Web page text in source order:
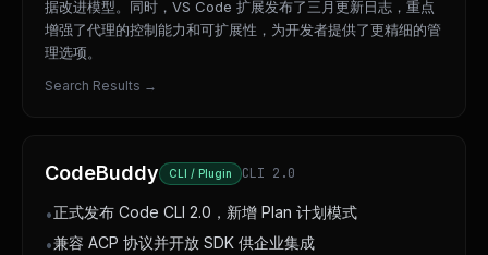
据改进模型。同时，VS Code 扩展发布了三月更新日志，重点
增强了代理的控制能力和可扩展性，为开发者提供了更精细的管
理选项。
Search Results →
CodeBuddy CLI / Plugin CLI 2.0
•正式发布 Code CLI 2.0，新增 Plan 计划模式
•兼容 ACP 协议并开放 SDK 供企业集成